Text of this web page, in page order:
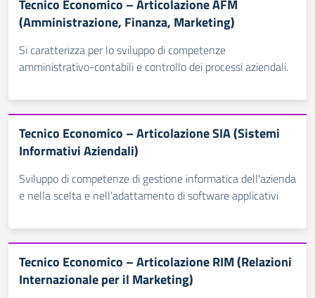
Tecnico Economico – Articolazione AFM
(Amministrazione, Finanza, Marketing)
Si caratterizza per lo sviluppo di competenze
amministrativo-contabili e controllo dei processi aziendali.
Tecnico Economico – Articolazione SIA (Sistemi
Informativi Aziendali)
Sviluppo di competenze di gestione informatica dell'azienda
e nella scelta e nell’adattamento di software applicativi
Tecnico Economico – Articolazione RIM (Relazioni
Internazionale per il Marketing)